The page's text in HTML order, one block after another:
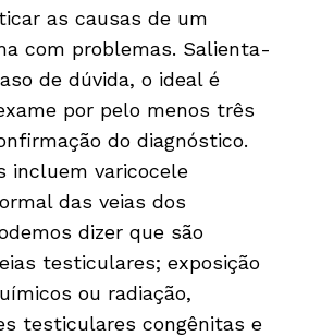
as causas de um
com problemas. Salienta-
de dúvida, o ideal é
por pelo menos três
do diagnóstico.
incluem varicocele
das veias dos
dizer que são
testiculares; exposição
ou radiação,
testiculares congênitas e